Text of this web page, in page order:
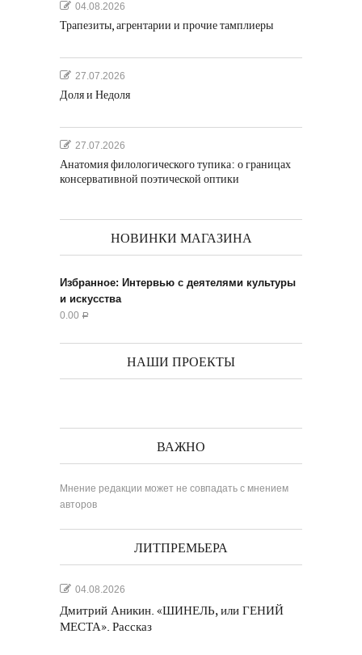
04.08.2026
Трапезиты, агрентарии и прочие тамплиеры
27.07.2026
Доля и Недоля
27.07.2026
Анатомия филологического тупика: о границах
консервативной поэтической оптики
НОВИНКИ МАГАЗИНА
Избранное: Интервью с деятелями культуры
и искусства
0.00 Р
НАШИ ПРОЕКТЫ
ВАЖНО
Мнение редакции может не совпадать с мнением
авторов
ЛИТПРЕМЬЕРА
04.08.2026
Дмитрий Аникин. «ШИНЕЛЬ, или ГЕНИЙ
МЕСТА». Рассказ